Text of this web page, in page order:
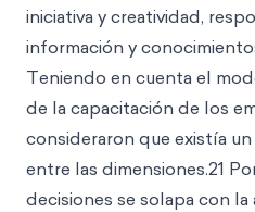
iniciativa y creatividad,
información y
Teniendo en cuenta el
de la capacitación de los
consideraron que existía
entre las dimensiones.21
decisiones se solapa con